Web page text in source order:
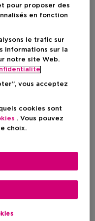
En stock
pour proposer des
en fonction
le trafic sur
informations sur la
notre site Web.
vous acceptez
cookies sont
. Vous pouvez
choix.